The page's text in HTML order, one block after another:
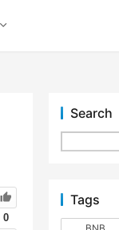
0
Search
Tags